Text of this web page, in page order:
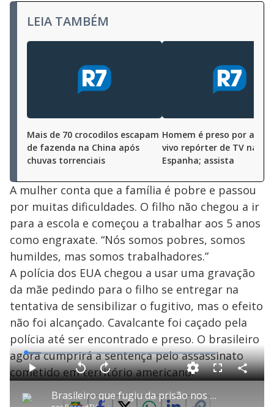
LEIA TAMBÉM
Mais de 70 crocodilos escapam
de fazenda na China após
chuvas torrenciais
Homem é preso por
vivo repórter de TV na
Espanha; assista
A mulher conta que a família é pobre e passou
por muitas dificuldades. O filho não chegou a ir
para a escola e começou a trabalhar aos 5 anos
como engraxate. “Nós somos pobres, somos
humildes, mas somos trabalhadores.”
A polícia dos EUA chegou a usar uma gravação
da mãe pedindo para o filho se entregar na
tentativa de sensibilizar o fugitivo, mas o efeito
não foi alcançado. Cavalcante foi caçado pela
polícia até ser encontrado e preso. O brasileiro
agora cumprirá a sentença pelo assassinato
cometido em território americano.
Brasileiro que fugiu da prisão nos EUA é capturado pela polícia
P V
t
a
A
n
ç
L
o
a
d
e F C
o